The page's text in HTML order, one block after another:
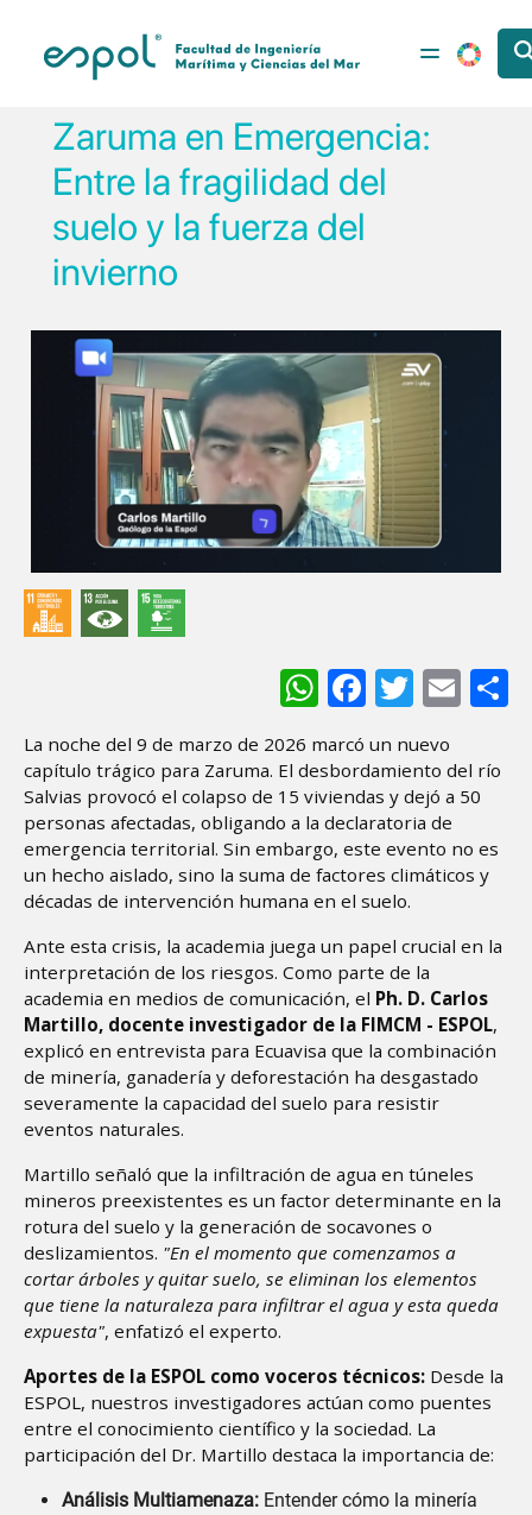
Zaruma en Emergencia:
Entre la fragilidad del
suelo y la fuerza del
invierno
Image
WhatsApp
Facebook
Twitter
La noche del 9 de marzo de 2026 marcó un nuevo
capítulo trágico para Zaruma. El desbordamiento del río
Salvias provocó el colapso de 15 viviendas y dejó a 50
personas afectadas, obligando a la declaratoria de
emergencia territorial. Sin embargo, este evento no es
un hecho aislado, sino la suma de factores climáticos y
décadas de intervención humana en el suelo.
Ante esta crisis, la academia juega un papel crucial en la
interpretación de los riesgos. Como parte de la
academia en medios de comunicación, el Ph. D. Carlos
Martillo, docente investigador de la FIMCM - ESPOL,
explicó en entrevista para Ecuavisa que la combinación
de minería, ganadería y deforestación ha desgastado
severamente la capacidad del suelo para resistir
eventos naturales.
Martillo señaló que la infiltración de agua en túneles
mineros preexistentes es un factor determinante en la
rotura del suelo y la generación de socavones o
deslizamientos. "En el momento que comenzamos a
cortar árboles y quitar suelo, se eliminan los elementos
que tiene la naturaleza para infiltrar el agua y esta queda
expuesta", enfatizó el experto.
Aportes de la ESPOL como voceros técnicos: Desde la
ESPOL, nuestros investigadores actúan como puentes
entre el conocimiento científico y la sociedad. La
participación del Dr. Martillo destaca la importancia de:
Análisis Multiamenaza: Entender cómo la minería